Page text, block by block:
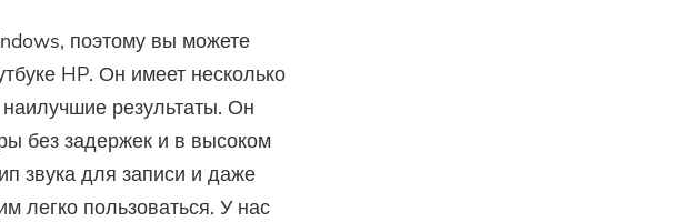
поэтому вы можете
HP. Он имеет несколько
результаты. Он
без задержек и в высоком
звука для записи и даже
легко пользоваться. У нас